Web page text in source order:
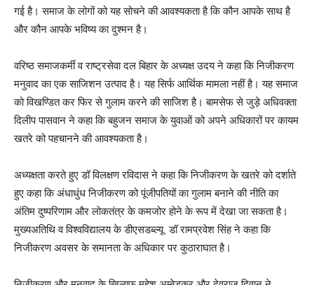
गई है। समाज के लोगों को यह सोचने की आवश्यकता है कि कौन आपके साथ है
और कौन आपके भविष्य का दुश्मन है।
वरिष्ठ समाजकर्मी व राष्ट्रसेवा दल बिहार के अध्यक्ष उदय ने कहा कि निजीकरण
मनुवाद का एक साजिशन उत्पाद है। यह सिर्फ आर्थिक मामला नहीं है। यह समाज
को विखण्डित कर फिर से गुलाम करने की साजिश है। बामसेफ से जुड़े अधिवक्ता
दिलीप पासवान ने कहा कि बहुजन समाज के युवाओं को अपने अधिकारों पर कायम
खतरे को पहचानने की आवश्यकता है।
अध्यक्षता करते हुए डॉ विलक्षण रविदास ने कहा कि निजीकरण के खतरे को दर्शाते
हुए कहा कि अंधाधुंध निजीकरण को पूंजीपतियों का गुलाम बनाने की नीति का
अंतिम दुष्परिणाम और लोकतंत्र के कमजोर होने के रूप में देखा जा सकता है।
मुख्यअतिथि व विश्वविद्यालय के डीएसडब्ल्यू डॉ रामप्रवेश सिंह ने कहा कि
निजीकरण अवसर के समानता के अधिकार पर कुठाराघात है।